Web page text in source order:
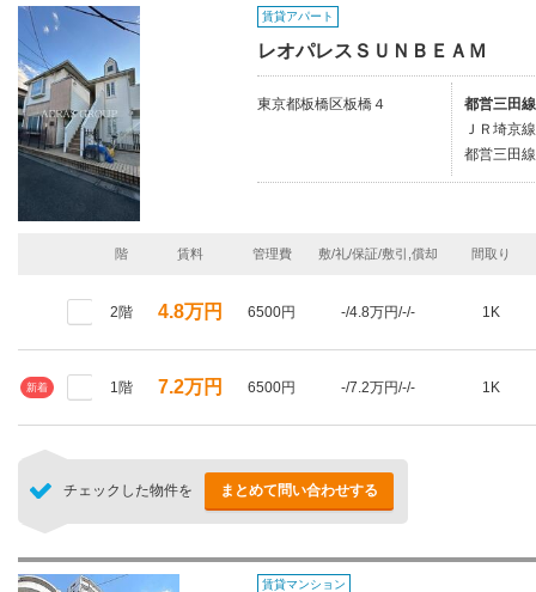
賃貸アパート
レオパレスＳＵＮＢＥＡＭ
東京都板橋区板橋４
都営三田
ＪＲ埼京
都営三田
階 賃料 管理費 敷/礼/保証/敷引,償却 間取り
2階 4.8万円 6500円 -/4.8万円/-/- 1K
新着 1階 7.2万円 6500円 -/7.2万円/-/- 1K
チェックした物件を まとめて問い合わせする
賃貸マンション